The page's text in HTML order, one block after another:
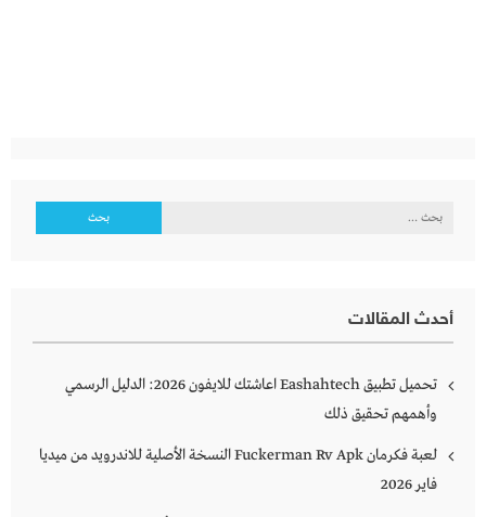
البحث
أحدث المقالات
تحميل تطبيق Eashahtech اعاشتك للايفون 2026: الدليل الرسمي
وأهمهم تحقيق ذلك
لعبة فكرمان Fuckerman Rv Apk النسخة الأصلية للاندرويد من ميديا
فاير 2026